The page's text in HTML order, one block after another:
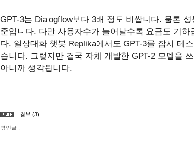
GPT-3는 Dialogflow보다 3배 정도 비쌉니다. 물론
준입니다. 다만 사용자수가 늘어날수록 요금도 기
다. 일상대화 챗봇 Replika에서도 GPT-3를 잠시 테
습니다. 그렇지만 결국 자체 개발한 GPT-2 모델을
아니까 생각됩니다.
첨부 (3)
엮인글 :